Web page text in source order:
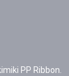
PP Ribbon.